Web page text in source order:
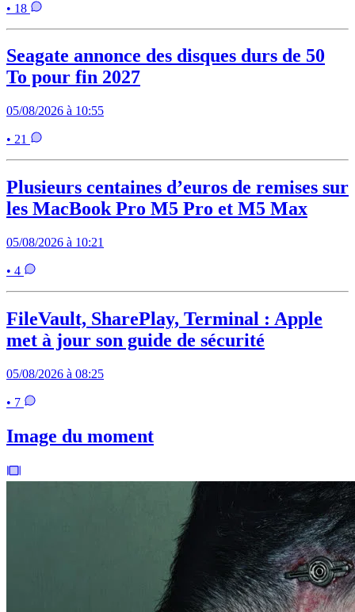
• 18
Seagate annonce des disques durs de 50
To pour fin 2027
05/08/2026 à 10:55
• 21
Plusieurs centaines d’euros de remises sur
les MacBook Pro M5 Pro et M5 Max
05/08/2026 à 10:21
• 4
FileVault, SharePlay, Terminal : Apple
met à jour son guide de sécurité
05/08/2026 à 08:25
• 7
Image du moment